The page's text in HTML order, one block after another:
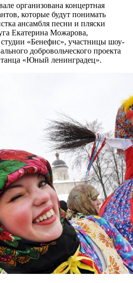
организована концертная
которые будут понимать
ансамбля песни и пляски
Екатерина Можарова,
«Бенефис», участницы шоу-
добровольческого проекта
«Юный ленинградец».